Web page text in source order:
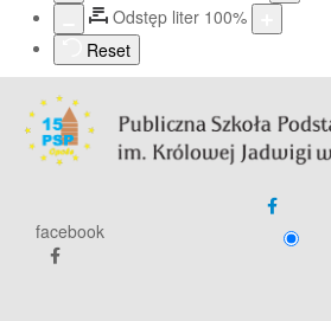
Odstęp liter 100%
Reset
facebook